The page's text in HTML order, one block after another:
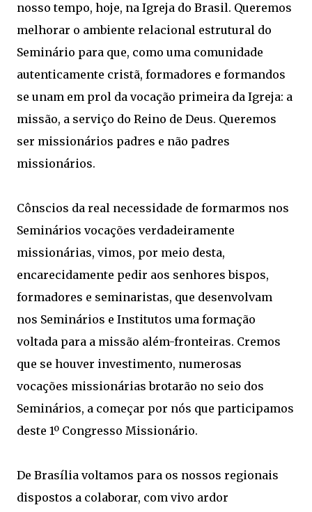
nosso tempo, hoje, na Igreja do Brasil. Queremos
melhorar o ambiente relacional estrutural do
Seminário para que, como uma comunidade
autenticamente cristã, formadores e formandos
se unam em prol da vocação primeira da Igreja: a
missão, a serviço do Reino de Deus. Queremos
ser missionários padres e não padres
missionários.
Cônscios da real necessidade de formarmos nos
Seminários vocações verdadeiramente
missionárias, vimos, por meio desta,
encarecidamente pedir aos senhores bispos,
formadores e seminaristas, que desenvolvam
nos Seminários e Institutos uma formação
voltada para a missão além-fronteiras. Cremos
que se houver investimento, numerosas
vocações missionárias brotarão no seio dos
Seminários, a começar por nós que participamos
deste 1º Congresso Missionário.
De Brasília voltamos para os nossos regionais
dispostos a colaborar, com vivo ardor